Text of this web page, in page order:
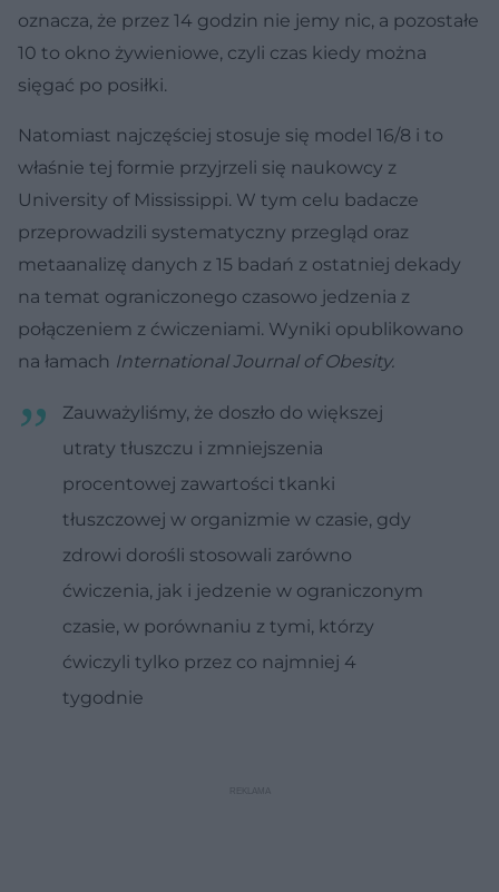
oznacza, że przez 14 godzin nie jemy nic, a pozostałe
10 to okno żywieniowe, czyli czas kiedy można
sięgać po posiłki.
Natomiast najczęściej stosuje się model 16/8 i to
właśnie tej formie przyjrzeli się naukowcy z
University of Mississippi. W tym celu badacze
przeprowadzili systematyczny przegląd oraz
metaanalizę danych z 15 badań z ostatniej dekady
na temat ograniczonego czasowo jedzenia z
połączeniem z ćwiczeniami. Wyniki opublikowano
na łamach International Journal of Obesity.
Zauważyliśmy, że doszło do większej
utraty tłuszczu i zmniejszenia
procentowej zawartości tkanki
tłuszczowej w organizmie w czasie, gdy
zdrowi dorośli stosowali zarówno
ćwiczenia, jak i jedzenie w ograniczonym
czasie, w porównaniu z tymi, którzy
ćwiczyli tylko przez co najmniej 4
tygodnie